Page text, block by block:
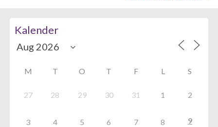
Kalender
M T O T F L S
27 28 29 30 31 1 2
3 4 5 6 7 8 9